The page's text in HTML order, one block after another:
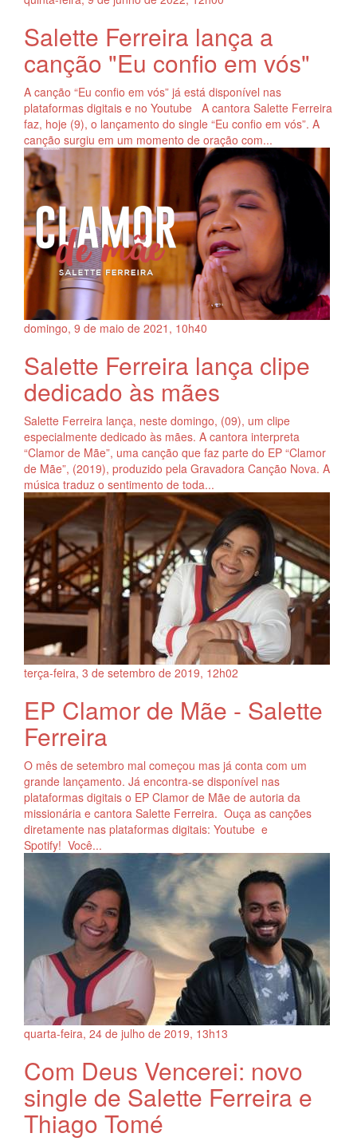
Salette Ferreira lança a
canção "Eu confio em vós"
A canção “Eu confio em vós” já está disponível nas
plataformas digitais e no Youtube A cantora Salette Ferreira
faz, hoje (9), o lançamento do single “Eu confio em vós”. A
canção surgiu em um momento de oração com...
domingo, 9 de maio de 2021, 10h40
Salette Ferreira lança clipe
dedicado às mães
Salette Ferreira lança, neste domingo, (09), um clipe
especialmente dedicado às mães. A cantora interpreta
“Clamor de Mãe”, uma canção que faz parte do EP “Clamor
de Mãe”, (2019), produzido pela Gravadora Canção Nova. A
música traduz o sentimento de toda...
terça-feira, 3 de setembro de 2019, 12h02
EP Clamor de Mãe - Salette
Ferreira
O mês de setembro mal começou mas já conta com um
grande lançamento. Já encontra-se disponível nas
plataformas digitais o EP Clamor de Mãe de autoria da
missionária e cantora Salette Ferreira. Ouça as canções
diretamente nas plataformas digitais: Youtube e
Spotify! Você...
quarta-feira, 24 de julho de 2019, 13h13
Com Deus Vencerei: novo
single de Salette Ferreira e
Thiago Tomé